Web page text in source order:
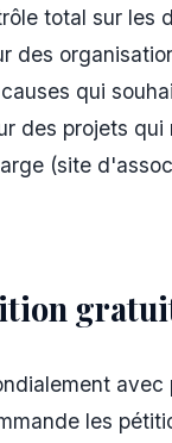
total sur les
des
qui
des projets
(site
les